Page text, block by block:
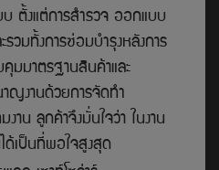
ตั้งแต่การสำรวจ ออกแบบ
วมทั้งการซ่อมบำรุงหลังการ
มมาตรฐานสินค้าและ
ญงานด้วยการจัดทำ
าน ลูกค้าจึงมั่นใจว่า ในงาน
ด้เป็นที่พอใจสูงสุด